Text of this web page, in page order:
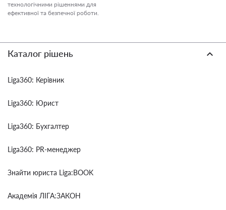
технологічними рішеннями для
ефективної та безпечної роботи.
Каталог рішень
Liga360: Керівник
Liga360: Юрист
Liga360: Бухгалтер
Liga360: PR-менеджер
Знайти юриста Liga:BOOK
Академія ЛІГА:ЗАКОН